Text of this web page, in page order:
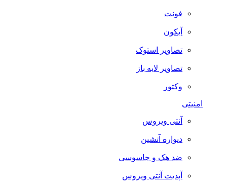
فونت
آیکون
تصاویر استوک
تصاویر لایه باز
وکتور
امنیتی
آنتی ویروس
دیواره آتشین
ضد هک و جاسوسی
آپدیت آنتی ویروس